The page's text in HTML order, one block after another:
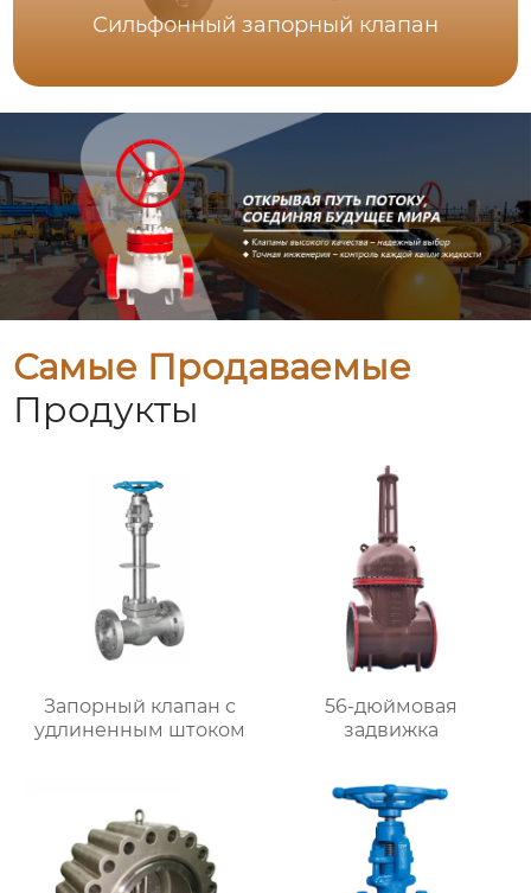
Сильфонный запорный клапан
Самые Продаваемые
Продукты
Запорный клапан с
удлиненным штоком
56-дюймовая
задвижка